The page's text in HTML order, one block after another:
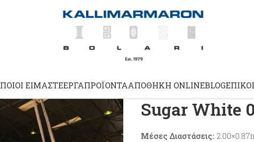
ΠΟΙΟΊ ΕΊΜΑΣΤΕΈΡΓΑΠΡΟΪΌΝΤΑΑΠΟΘΉΚΗ ONLINEBLOG
Sugar White
Μέσες Διαστάσεις: